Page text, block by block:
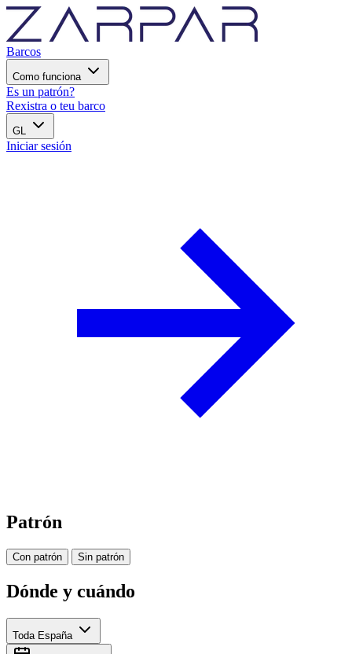
Barcos
Como funciona
Es un patrón?
Rexistra o teu barco
GL
Iniciar sesión
Patrón
Con patrón Sin patrón
Dónde y cuándo
Toda España